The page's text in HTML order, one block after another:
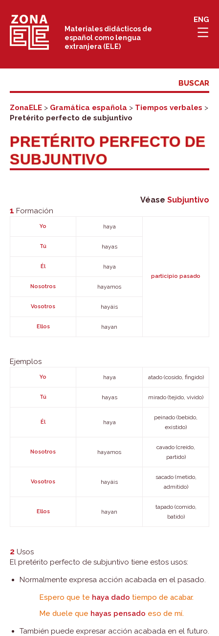
contenido
Materiales didácticos de
español como lengua
extranjera (ELE)
ENG
ZonaELE > Gramática española > Tiempos verbales >
Pretérito perfecto de subjuntivo
PRETÉRITO PERFECTO DE
SUBJUNTIVO
Véase Subjuntivo
1 Formación
Yo haya
participio pasado
Tú hayas
Él haya
Nosotros hayamos
Vosotros hayáis
Ellos hayan
Ejemplos
Yo haya atado (cosido, fingido)
Tú hayas mirado (tejido, vivido)
Él haya
peinado (bebido,
existido)
Nosotros hayamos
cavado (creído,
partido)
Vosotros hayáis
sacado (metido,
admitido)
Ellos hayan
tapado (comido,
batido)
2 Usos
El pretérito perfecto de subjuntivo tiene estos usos:
Normalmente expresa acción acabada en el pasado.
Espero que te haya dado tiempo de acabar.
Me duele que hayas pensado eso de mí.
También puede expresar acción acabada en el futuro.